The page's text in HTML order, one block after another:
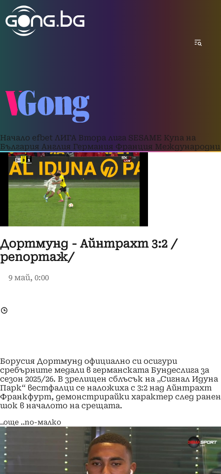
Начало efbet ЛИГА Втора лига SESAME Купа на
България Англия Германия Франция Международни
Дортмунд - Айнтрахт 3:2 /
репортаж/
9 май, 0:00
Борусия Дортмунд официално си осигури
сребърните медали в германската Бундеслига за
сезон 2025/26. В зрелищен сблъсък на „Сигнал Идуна
Парк“ вестфалци се наложиха с 3:2 над Айнтрахт
Франкфурт, демонстрирайки характер след ранен
шок в началото на срещата.
..още ..по-малко